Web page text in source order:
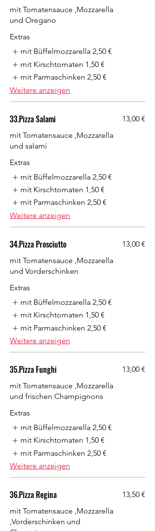
mit Tomatensauce ,Mozzarella
und Oregano
Extras
mit Büffelmozzarella 2,50 €
mit Kirschtomaten 1,50 €
mit Parmaschinken 2,50 €
Weitere anzeigen
33.Pizza Salami
mit Tomatensauce ,Mozzarella
und salami
13,00 €
Extras
mit Büffelmozzarella 2,50 €
mit Kirschtomaten 1,50 €
mit Parmaschinken 2,50 €
Weitere anzeigen
34.Pizza Prosciutto
mit Tomatensauce ,Mozzarella
und Vorderschinken
13,00 €
Extras
mit Büffelmozzarella 2,50 €
mit Kirschtomaten 1,50 €
mit Parmaschinken 2,50 €
Weitere anzeigen
35.Pizza Funghi
mit Tomatensauce ,Mozzarella
und frischen Champignons
13,00 €
Extras
mit Büffelmozzarella 2,50 €
mit Kirschtomaten 1,50 €
mit Parmaschinken 2,50 €
Weitere anzeigen
36.Pizza Regina
mit Tomatensauce ,Mozzarella
,Vorderschinken und
13,50 €